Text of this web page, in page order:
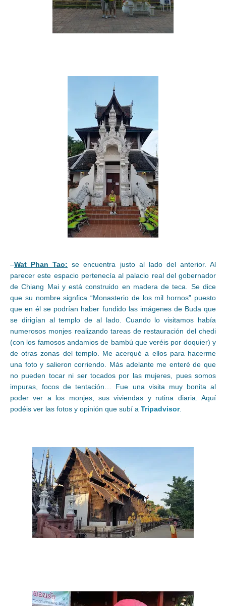
–Wat Phan Tao: se encuentra justo al lado del anterior. Al
parecer este espacio pertenecía al palacio real del gobernador
de Chiang Mai y está construido en madera de teca. Se dice
que su nombre signfica “Monasterio de los mil hornos” puesto
que en él se podrían haber fundido las imágenes de Buda que
se dirigían al templo de al lado. Cuando lo visitamos había
numerosos monjes realizando tareas de restauración del chedi
(con los famosos andamios de bambú que veréis por doquier) y
de otras zonas del templo. Me acerqué a ellos para hacerme
una foto y salieron corriendo. Más adelante me enteré de que
no pueden tocar ni ser tocados por las mujeres, pues somos
impuras, focos de tentación… Fue una visita muy bonita al
poder ver a los monjes, sus viviendas y rutina diaria. Aquí
podéis ver las fotos y opinión que subí a Tripadvisor.